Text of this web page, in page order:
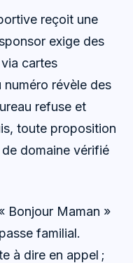
reçoit une
exige des
cartes
révèle des
refuse et
toute proposition
domaine vérifié
Bonjour Maman »
familial.
à dire en appel ;